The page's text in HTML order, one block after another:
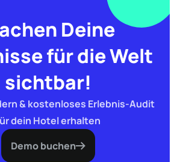
Deine
für die Welt
sichtbar!
& kostenloses Erlebnis-Audit
dein Hotel erhalten
Demo buchen